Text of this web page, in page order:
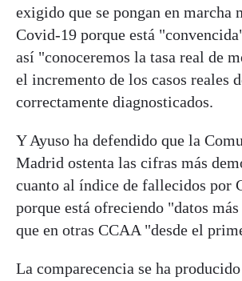
exigido que se pongan en marcha
Covid-19 porque está
así "conoceremos la tasa real de
el incremento de los casos reales
correctamente diagnosticados.
Y Ayuso ha defendido que la
Madrid ostenta las cifras más
cuanto al índice de fallecidos por
porque está ofreciendo "datos
que en otras CCAA "desde el
La comparecencia se ha